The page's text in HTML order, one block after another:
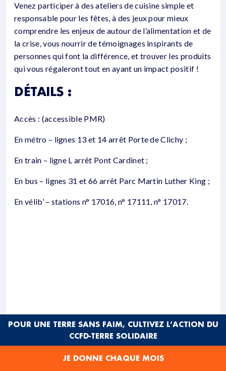
Venez participer à des ateliers de cuisine simple et
responsable pour les fêtes, à des jeux pour mieux
comprendre les enjeux de autour de l’alimentation et de
la crise, vous nourrir de témoignages inspirants de
personnes qui font la différence, et trouver les produits
qui vous régaleront tout en ayant un impact positif !
DÉTAILS :
Accès : (accessible PMR)
En métro – lignes 13 et 14 arrêt Porte de Clichy ;
En train – ligne L arrêt Pont Cardinet ;
En bus – lignes 31 et 66 arrêt Parc Martin Luther King ;
En vélib’ – stations n° 17016, n° 17111, n° 17017.
POUR UNE TERRE SANS FAIM, CULTIVEZ L’ACTION DU
CCFD-TERRE SOLIDAIRE
JE DONNE CHAQUE MOIS